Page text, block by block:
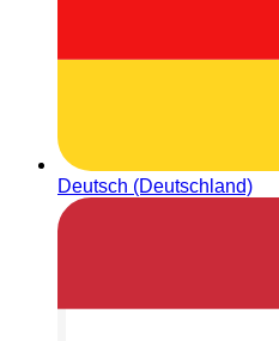
Deutsch (Deutschland)